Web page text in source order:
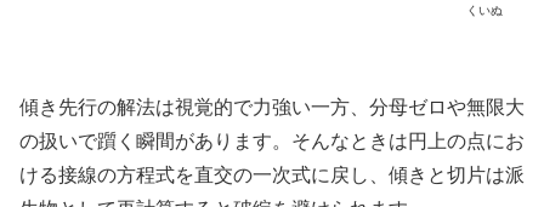
くいぬ
傾き先行の解法は視覚的で力強い一方、分母ゼロや無限大
の扱いで躓く瞬間があります。そんなときは円上の点にお
ける接線の方程式を直交の一次式に戻し、傾きと切片は派